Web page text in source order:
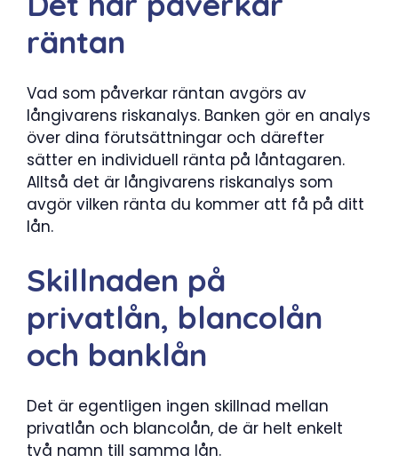
räntan
Vad som påverkar räntan avgörs av
långivarens riskanalys. Banken gör en analys
över dina förutsättningar och därefter
sätter en individuell ränta på låntagaren.
Alltså det är långivarens riskanalys som
avgör vilken ränta du kommer att få på ditt
lån.
Skillnaden på
privatlån, blancolån
och banklån
Det är egentligen ingen skillnad mellan
privatlån och blancolån, de är helt enkelt
två namn till samma lån.